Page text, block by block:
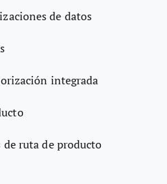
de datos
integrada
ruta de producto